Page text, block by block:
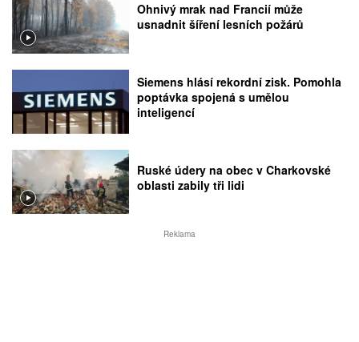
Ohnivý mrak nad Francií může
usnadnit šíření lesních požárů
Siemens hlásí rekordní zisk. Pomohla
poptávka spojená s umělou
inteligencí
Ruské údery na obec v Charkovské
oblasti zabily tři lidi
Reklama